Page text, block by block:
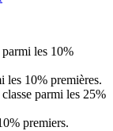
les 10%
les 10% premières.
parmi les 25%
premiers.